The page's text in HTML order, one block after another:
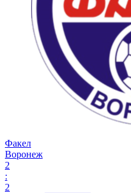
Факел
Воронеж
2
:
2